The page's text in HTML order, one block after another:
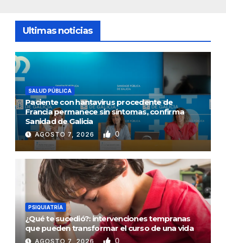
Ultimas noticias
SALUD PÚBLICA
Paciente con hantavirus procedente de
Francia permanece sin síntomas, confirma
Sanidad de Galicia
AGOSTO 7, 2026 0
PSIQUIATRÍA
¿Qué te sucedió?: intervenciones tempranas
que pueden transformar el curso de una vida
AGOSTO 7, 2026 0